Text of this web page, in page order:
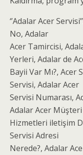
‘’Adalar Acer
No, Adalar
Acer Tamircisi,
Yerleri, Adalar de
Bayii Var Mı?, Acer
Servisi, Adalar Acer
Servisi Numarası,
Adalar Acer Müşteri
Hizmetleri iletişim
Servisi Adresi
Nerede?, Adalar